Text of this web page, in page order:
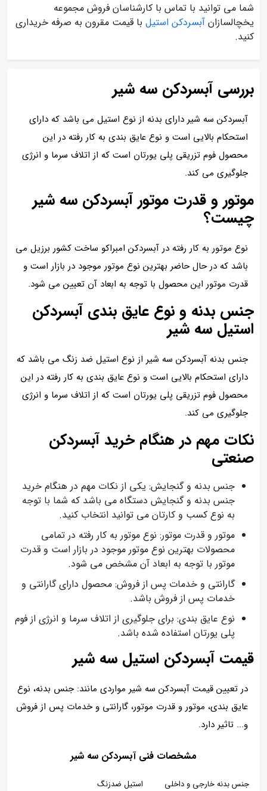
شما می توانید با تماس با کارشناسان فروش مجموعه
یخچالسازان آبسردکن استیل با قیمت مقرون به صرفه خریداری
کنید.
بررسی آبسردکن سه شیر
آبسردکن سه شیر دارای بدنه از نوع استیل می باشد که دارای
استحکام بالایی است و نوع عایق بندی به کار رفته در این
محصول فوم تزریقی پلی یورتان است که از اتلاف سرما و انرژی
جلوگیری می کند.
موتور و قدرت موتور آبسردکن سه شیر
چیست؟
نوع موتور به کار رفته در آبسردکن امبراکو ساخت کشور برزیل می
باشد که در حال حاضر بهترین نوع موتور موجود در بازار است و
قدرت موتور این محصول با توجه به ابعاد آن تعیین می شود.
جنس بدنه و نوع عایق بندی آبسردکن
استیل سه شیر
جنس بدنه آبسردکن سه شیر از نوع استیل ضد زنگ می باشد که
دارای استحکام بالایی است و نوع عایق بندی به کار رفته در این
محصول فوم تزریقی پلی یورتان است که از اتلاف سرما و انرژی
جلوگیری می کند.
نکات مهم در هنگام خرید آبسردکن
صنعتی
جنس بدنه و گنجایش: یکی از نکات مهم در هنگام خرید
جنس بدنه و گنجایش دستگاه می باشد که شما با توجه
به نوع کسب و کارتان می توانید انتخاب کنید.
موتور و قدرت موتور: نوع موتور به کار رفته در تمامی
محصولات بهترین نوع موتور موجود در بازار است و قدرت
موتور با توجه به ابعاد آن مشخص می شود.
گارانتی و خدمات پس از فروش: محصول دارای گارانتی و
خدمات پس از فروش باشد.
نوع عایق بندی: برای جلوگیری از اتلاف سرما و انرژی از فوم
پلی یورتان استفاده شده باشد.
قیمت آبسردکن استیل سه شیر
در تعیین قیمت آبسردکن سه شیر مواردی مانند: جنس بدنه، نوع
عایق بندی، موتور و قدرت موتور، گارانتی و خدمات پس از فروش
و... تاثیر دارد.
مشخصات فنی آبسردکن سه شیر
جنس بدنه خارجی و داخلی
استیل ضدزنگ